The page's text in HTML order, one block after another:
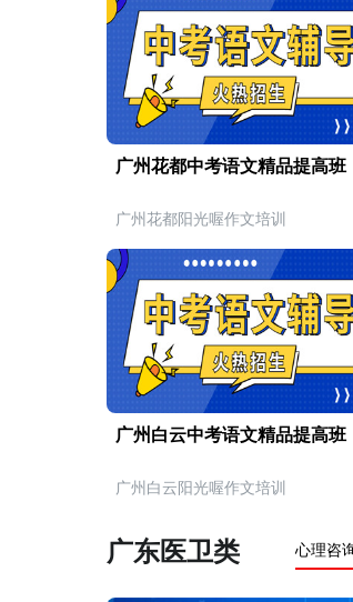
广州花都中考语文精品提高班
广州花都阳光喔作文培训
广州白云中考语文精品提高班
广州白云阳光喔作文培训
广东医卫类 心理咨